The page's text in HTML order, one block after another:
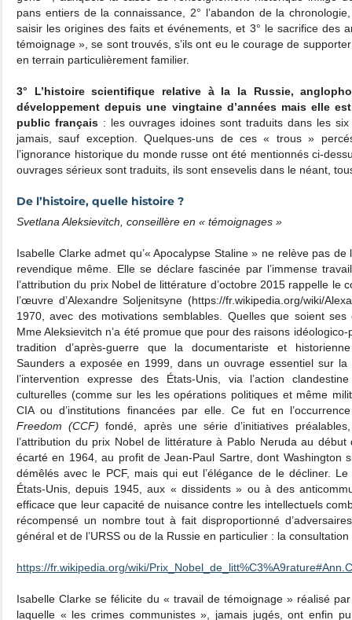
pans entiers de la connaissance, 2° l’abandon de la
saisir les origines des faits et événements, et 3° le sacrifice des
témoignage », se sont trouvés, s’ils ont eu le courage de
en terrain particulièrement familier.
3° L’histoire scientifique relative à la la Russie,
développement depuis une vingtaine d’années mais elle
public français: les ouvrages idoines sont traduits dans les six
jamais, sauf exception. Quelques-uns de ces « trous »
l’ignorance historique du monde russe ont été mentionnés ci-
ouvrages sérieux sont traduits, ils sont ensevelis dans le néant,
De l’histoire, quelle histoire ?
Svetlana Aleksievitch, conseillère en « témoignages »
Isabelle Clarke admet qu’« Apocalypse Staline » ne relève pas de
revendique même. Elle se déclare fascinée par l’immense
l’attribution du prix Nobel de littérature d’octobre 2015 rappelle le
l’œuvre d’Alexandre Soljenitsyne (https://fr.wikipedia.org/wiki/
1970, avec des motivations semblables. Quelles que soient ses
Mme Aleksievitch n’a été promue que pour des raisons
tradition d’après-guerre que la documentariste et
Saunders a exposée en 1999, dans un ouvrage essentiel sur la
l’intervention expresse des États-Unis, via l’action
culturelles (comme sur les les opérations politiques et même
CIA ou d’institutions financées par elle. Ce fut en
Freedom (CCF) fondé, après une série d’initiatives
l’attribution du prix Nobel de littérature à Pablo Neruda au
écarté en 1964, au profit de Jean-Paul Sartre, dont Washington
démêlés avec le PCF, mais qui eut l’élégance de le décliner.
États-Unis, depuis 1945, aux « dissidents » ou à des
efficace que leur capacité de nuisance contre les intellectuels
récompensé un nombre tout à fait disproportionné
général et de l’URSS ou de la Russie en particulier : la
https://fr.wikipedia.org/wiki/
Isabelle Clarke se félicite du « travail de témoignage » réalisé
laquelle « les crimes communistes », jamais jugés, ont enfin